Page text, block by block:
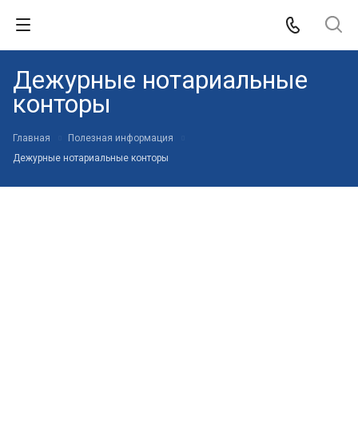
Дежурные нотариальные
конторы
Главная
Полезная информация
Дежурные нотариальные конторы